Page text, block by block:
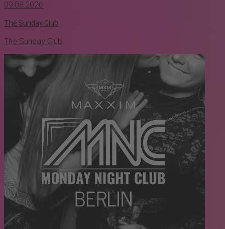
09.08.2026
The Sunday Club
The Sunday Club